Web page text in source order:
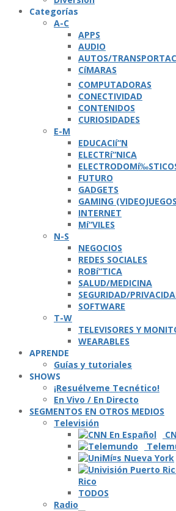
Categorí­as
A-C
APPS
AUDIO
AUTOS/
CíMARAS
COMPUTADORAS
CONECTIVIDAD
CONTENIDOS
CURIOSIDADES
E-M
EDUCACIí“N
ELECTRí“NICA
FUTURO
GADGETS
GAMING
INTERNET
Mí“VILES
N-S
NEGOCIOS
REDES SOCIALES
ROBí“TICA
SALUD/MEDICINA
SEGURIDAD/
SOFTWARE
T-W
TELEVISORES Y
WEARABLES
APRENDE
Guí­as y tutoriales
SHOWS
¡Resuélveme Tecnético!
En Vivo / En Directo
SEGMENTOS EN OTROS MEDIOS
Televisión
Rico
TODOS
Radio